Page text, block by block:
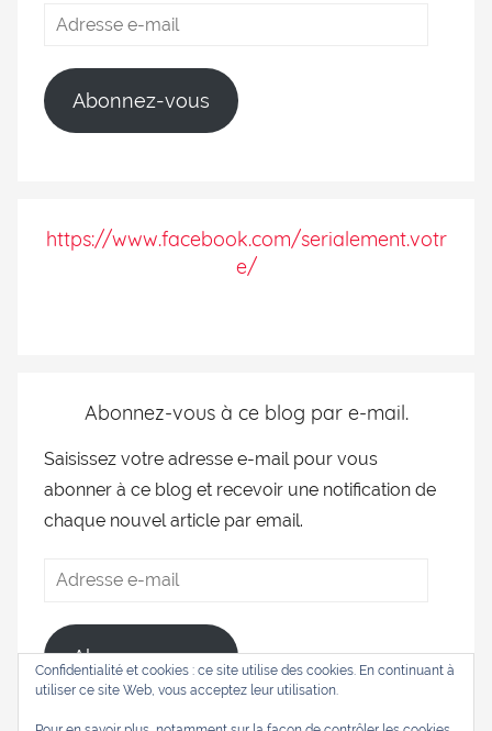
Abonnez-vous
https://www.facebook.com/serialement.votr
e/
Abonnez-vous à ce blog par e-mail.
Saisissez votre adresse e-mail pour vous
abonner à ce blog et recevoir une notification de
chaque nouvel article par email.
Abonnez-vous
Confidentialité et cookies : ce site utilise des cookies. En continuant à
utiliser ce site Web, vous acceptez leur utilisation.